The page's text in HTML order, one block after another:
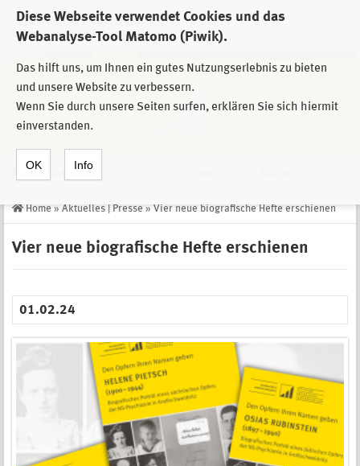
Diese Webseite verwendet Cookies und das
Webanalyse-Tool Matomo (Piwik).
Das hilft uns, um Ihnen ein gutes Nutzungserlebnis zu bieten
und unsere Website zu verbessern.
Wenn Sie durch unsere Seiten surfen, erklären Sie sich hiermit
einverstanden.
OK Info
Zur Auswahl der Einrichtungen der
Stiftung Sächsische Gedenkstätten
Home » Aktuelles | Presse » Vier neue biografische Hefte erschienen
Vier neue biografische Hefte erschienen
01.02.24